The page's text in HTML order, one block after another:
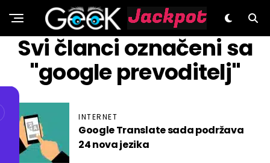
GeeK.hr
Svi članci označeni sa
"google prevoditelj"
INTERNET
Google Translate sada podržava
24 nova jezika